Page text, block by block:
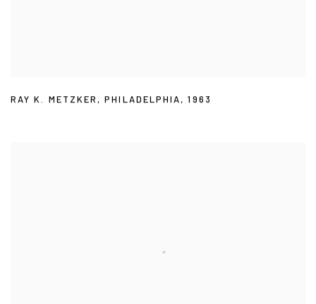
RAY K. METZKER ,PHILADELPHIA,1963